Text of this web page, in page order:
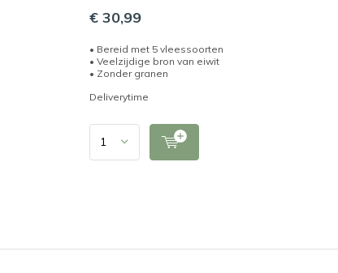
€ 30,99
• Bereid met 5 vleessoorten
• Veelzijdige bron van eiwit
• Zonder granen
Deliverytime